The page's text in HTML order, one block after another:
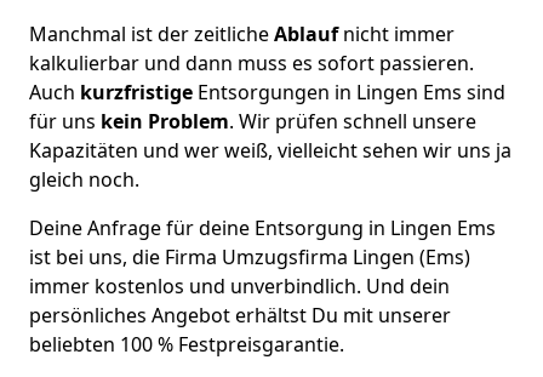
Manchmal ist der zeitlicheAblaufnicht immer
kalkulierbar und dann muss es sofort passieren.
Auch kurzfristige Entsorgungen in Lingen Ems sind
für uns kein Problem. Wir prüfen schnell unsere
Kapazitäten und wer weiß, vielleicht sehen wir uns ja
gleich noch.
Deine Anfrage für deine Entsorgung in Lingen Ems
ist bei uns, die Firma Umzugsfirma Lingen (Ems)
immer kostenlos und unverbindlich. Und dein
persönliches Angebot erhältst Du mit unserer
beliebten 100 % Festpreisgarantie.